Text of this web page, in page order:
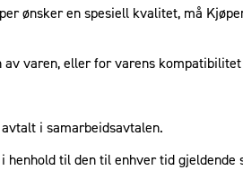
ønsker en spesiell kvalitet, må
varen, eller for varens
i samarbeidsavtalen.
til den til enhver tid